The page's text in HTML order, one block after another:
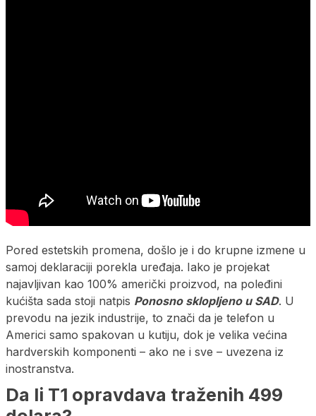
Pored estetskih promena, došlo je i do krupne izmene u
samoj deklaraciji porekla uređaja. Iako je projekat
najavljivan kao 100% američki proizvod, na poleđini
kućišta sada stoji natpis Ponosno sklopljeno u SAD. U
prevodu na jezik industrije, to znači da je telefon u
Americi samo spakovan u kutiju, dok je velika većina
hardverskih komponenti – ako ne i sve – uvezena iz
inostranstva.
Da li T1 opravdava traženih 499